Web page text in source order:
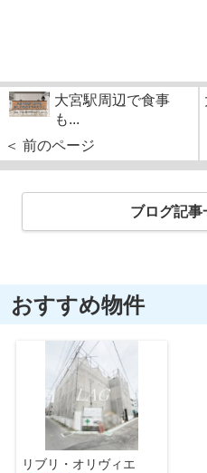
大宮駅周辺で食事
も...
＜ 前のページ
ブログ記事
おすすめ物件
リブリ・オリヴィエ